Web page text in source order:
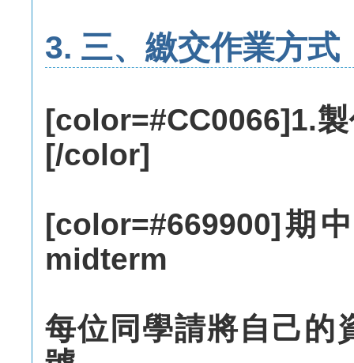
3. 三、繳交作業方式
[color=#CC0066]1.
[/color]
[color=#669900]期
midterm
每位同學請將自己的